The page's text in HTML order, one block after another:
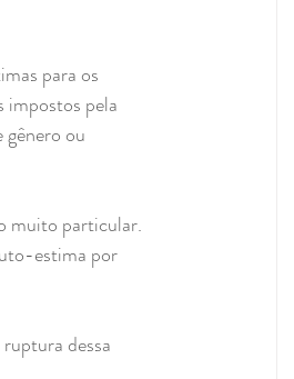
para os
impostos pela
gênero ou
muito particular.
estima por
dessa